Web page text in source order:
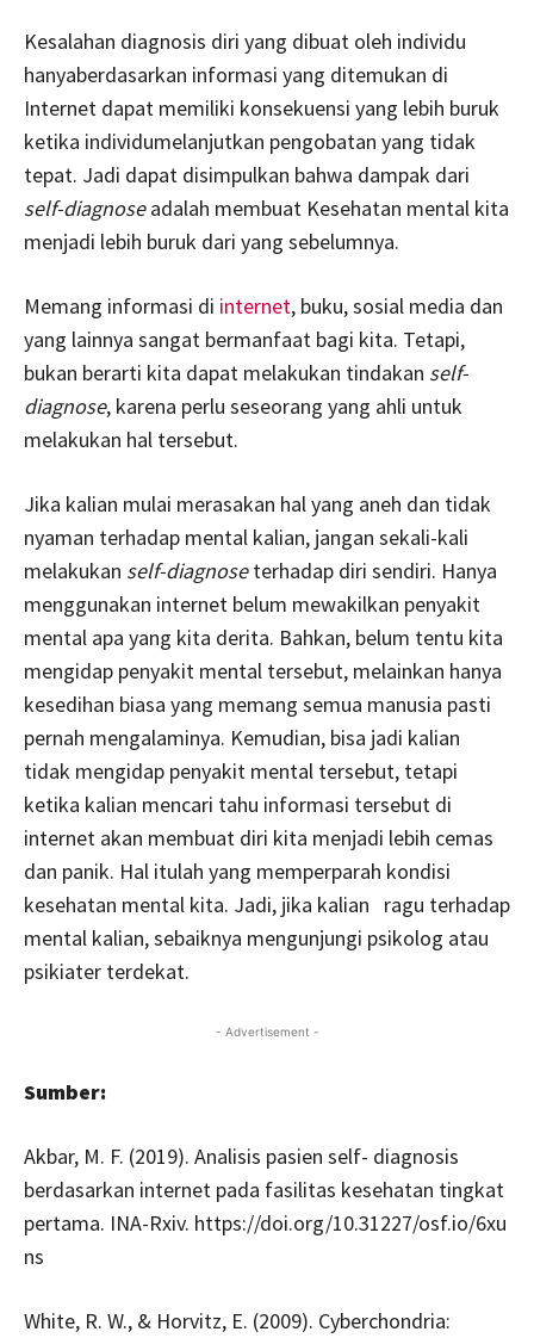
Kesalahan diagnosis diri yang dibuat oleh individu
hanyaberdasarkan informasi yang ditemukan di
Internet dapat memiliki konsekuensi yang lebih buruk
ketika individumelanjutkan pengobatan yang tidak
tepat. Jadi dapat disimpulkan bahwa dampak dari
self-diagnoseadalah membuat Kesehatan mental kita
menjadi lebih buruk dari yang sebelumnya.
Memang informasi di internet, buku, sosial media dan
yang lainnya sangat bermanfaat bagi kita. Tetapi,
bukan berarti kita dapat melakukan tindakan self-
diagnose, karena perlu seseorang yang ahli untuk
melakukan hal tersebut.
Jika kalian mulai merasakan hal yang aneh dan tidak
nyaman terhadap mental kalian, jangan sekali-kali
melakukan self-diagnoseterhadap diri sendiri. Hanya
menggunakan internet belum mewakilkan penyakit
mental apa yang kita derita. Bahkan, belum tentu kita
mengidap penyakit mental tersebut, melainkan hanya
kesedihan biasa yang memang semua manusia pasti
pernah mengalaminya. Kemudian, bisa jadi kalian
tidak mengidap penyakit mental tersebut, tetapi
ketika kalian mencari tahu informasi tersebut di
internet akan membuat diri kita menjadi lebih cemas
dan panik. Hal itulah yang memperparah kondisi
kesehatan mental kita. Jadi, jika kalian ragu terhadap
mental kalian, sebaiknya mengunjungi psikolog atau
psikiater terdekat.
- Advertisement -
Sumber:
Akbar, M. F. (2019). Analisis pasien self- diagnosis
berdasarkan internet pada fasilitas kesehatan tingkat
pertama. INA-Rxiv. https://doi.org/10.31227/osf.io/6xu
ns
White, R. W., & Horvitz, E. (2009). Cyberchondria: